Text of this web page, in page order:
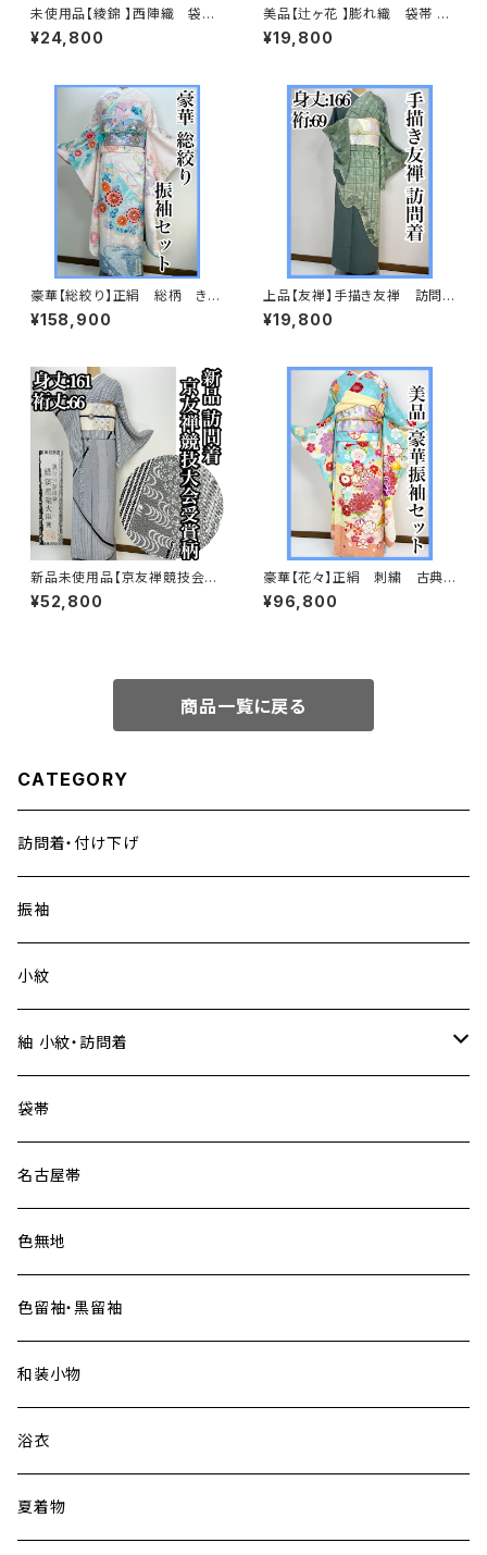
未使用品【綾錦 】西陣織 袋
帯 正絹 s667
¥24,800
美品【辻ヶ花 】膨れ織 袋帯 正
絹 q269
¥19,800
豪華【総絞り】正絹 総柄 きぬ
たや調 振袖セット s676
¥158,900
上品【友禅】手描き友禅 訪問着
正絹s697
¥19,800
新品未使用品【京友禅競技会大
会受賞柄】正絹 袷 訪問着s758
¥52,800
豪華【花々】正絹 刺繍 古典
柄 振袖セット s703
¥96,800
商品一覧に戻る
CATEGORY
訪問着・付け下げ
振袖
小紋
紬 小紋・訪問着
大島紬
袋帯
名古屋帯
色無地
色留袖・黒留袖
和装小物
浴衣
夏着物